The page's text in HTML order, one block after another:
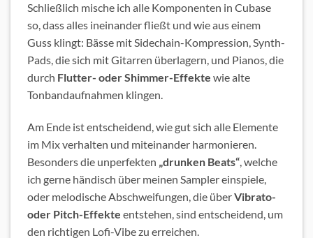
Schließlich mische ich alle Komponenten in Cubase
so, dass alles ineinander fließt und wie aus einem
Guss klingt: Bässe mit Sidechain-Kompression, Synth-
Pads, die sich mit Gitarren überlagern, und Pianos, die
durch Flutter- oder Shimmer-Effekte wie alte
Tonbandaufnahmen klingen.
Am Ende ist entscheidend, wie gut sich alle Elemente
im Mix verhalten und miteinander harmonieren.
Besonders die unperfekten „drunken Beats“, welche
ich gerne händisch über meinen Sampler einspiele,
oder melodische Abschweifungen, die überVibrato-
oder Pitch-Effekte entstehen, sind entscheidend, um
den richtigen Lofi-Vibe zu erreichen.